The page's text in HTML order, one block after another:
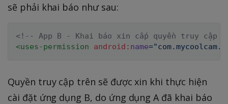
sẽ phải khai báo như sau:
<!-- App B - Khai báo xin cấp quyền truy cập
<uses-permission android: name="
Quyền truy cập trên sẽ được xin khi thực hiện
cài đặt ứng dụng B, do ứng dụng A đã khai báo